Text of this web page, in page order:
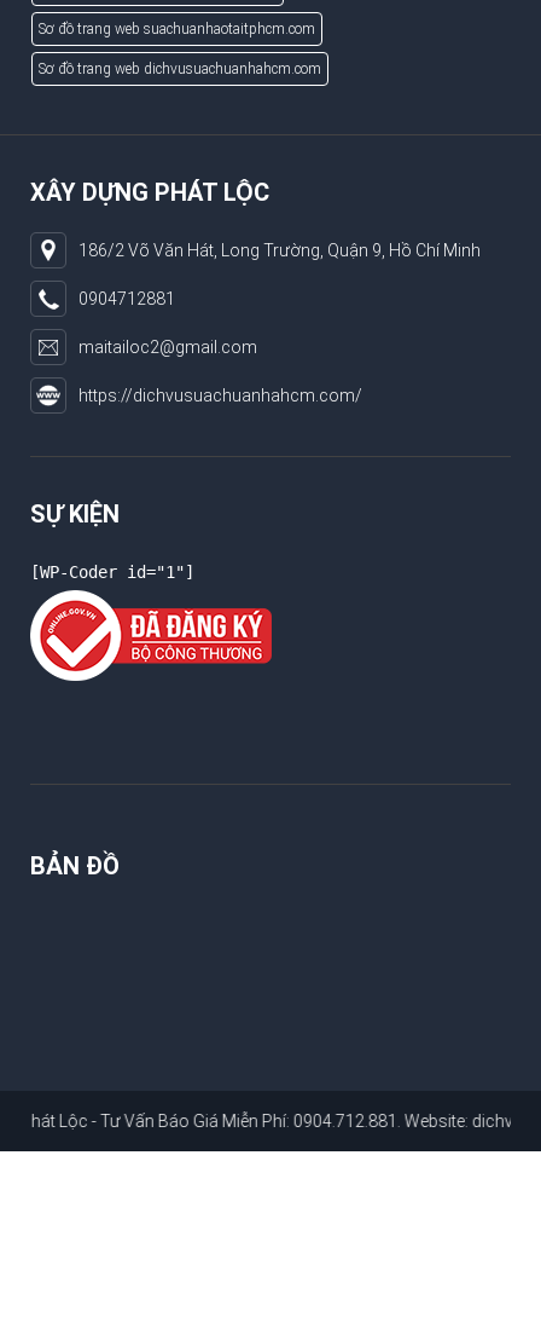
Sơ đồ trang web suachuanhaotaitphcm.com
Sơ đồ trang web dichvusuachuanhahcm.com
XÂY DỰNG PHÁT LỘC
186/2 Võ Văn Hát, Long Trường, Quận 9, Hồ Chí Minh
0904712881
maitailoc2@gmail.com
https://dichvusuachuanhahcm.com/
SỰ KIỆN
[WP-Coder id="1"]
BẢN ĐỒ
- Tư Vấn Báo Giá Miễn Phí: 0904.712.881. Website: